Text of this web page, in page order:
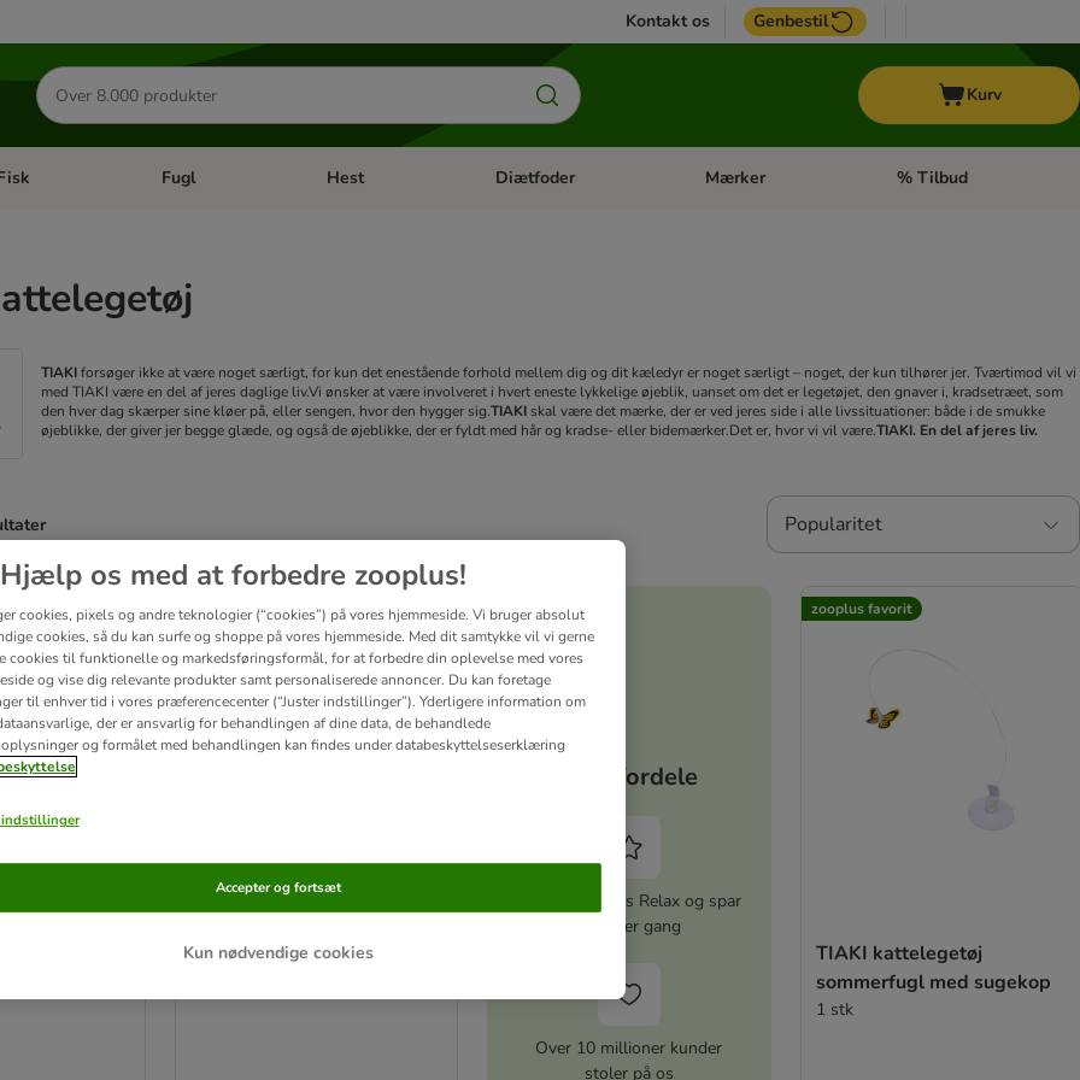
Kontakt os Genbestil
Søg
efter
produkter
Kurv
kategori menu: GnaverÅben kategori menu: Fisk
Fugl Åben kategori menu: Fugl
Hest Åben kategori menu: Hest
Diætfoder Åben kategori menu: Diætfoder
Mærker Åben kategori menu:
% Tilbud
TIAKIforsøger ikke at være noget særligt, for kun det enestående forhold mellem dig og dit kæledyr er noget særligt – noget, der kun tilhører jer. Tværtimod vil vi
med TIAKI være en del af jeres daglige liv.Vi ønsker at være involveret i hvert eneste lykkelige øjeblik, uanset om det er legetøjet, den gnaver i, kradsetræet, som
den hver dag skærper sine kløer på, eller sengen, hvor den hygger sig.TIAKI skal være det mærke, der er ved jeres side i alle livssituationer: både i de smukke
øjeblikke, der giver jer begge glæde, og også de øjeblikke, der er fyldt med hår og kradse- eller bidemærker.Det er, hvor vi vil være.TIAKI. En del af jeres liv.
Popularitet
been changed
2 varianter
TIAKI Spiral-Sæt
Dine fordele
Aktiver zooplus Relax og spar
5% hver gang
Over 10 millioner kunder
stoler på os
zooplus favorit
TIAKI kattelegetøj
sommerfugl med sugekop
1 stk
Hjælp os med at forbedre zooplus!
cookies, pixels og andre teknologier (“cookies”) på vores hjemmeside. Vi bruger absolut
cookies, så du kan surfe og shoppe på vores hjemmeside. Med dit samtykke vil vi gerne
cookies til funktionelle og markedsføringsformål, for at forbedre din oplevelse med vores
og vise dig relevante produkter samt personaliserede annoncer. Du kan foretage
til enhver tid i vores præferencecenter (“Juster indstillinger”). Yderligere information om
der er ansvarlig for behandlingen af ​​dine data, de behandlede
og formålet med behandlingen kan findes under databeskyttelseserklæring
Kun nødvendige cookies
Accepter og fortsæt